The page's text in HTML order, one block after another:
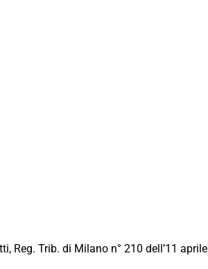
Reg. Trib. di Milano n° 210 dell’11 aprile